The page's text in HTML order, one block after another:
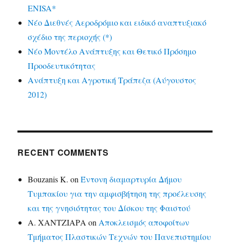
ENISA*
Νέο Διεθνές Αεροδρόμιο και ειδικό αναπτυξιακό
σχέδιο της περιοχής (*)
Νέο Μοντέλο Ανάπτυξης και Θετικό Πρόσημο
Προοδευτικότητας
Ανάπτυξη και Αγροτική Τράπεζα (Αύγουστος
2012)
RECENT COMMENTS
Bouzanis K. onΈντονη διαμαρτυρία Δήμου
Τυμπακίου για την αμφισβήτηση της προέλευσης
και της γνησιότητας του Δίσκου της Φαιστού
Α. ΧΑΝΤΖΙΑΡΑ on Αποκλεισμός αποφοίτων
Τμήματος Πλαστικών Τεχνών του Πανεπιστημίου